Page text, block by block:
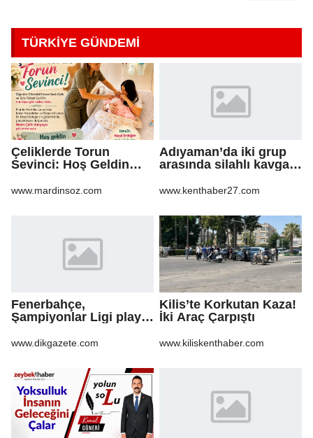
TÜRKİYE GÜNDEMİ
Çeliklerde Torun
Sevinci: Hoş Geldin
www.mardinsoz.com
Adıyaman’da iki grup
arasında silahlı kavga:
www.kenthaber27.com
Fenerbahçe,
Şampiyonlar Ligi play-
çıkıyor
www.dikgazete.com
Kilis’te Korkutan Kaza!
İki Araç Çarpıştı
www.kiliskenthaber.com